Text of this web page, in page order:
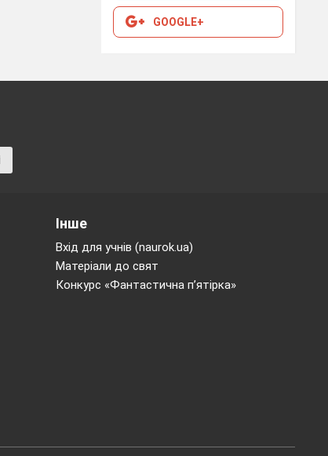
GOOGLE+
Інше
Вхід для учнів (naurok.ua)
Матеріали до свят
Конкурс «Фантастична п’ятірка»